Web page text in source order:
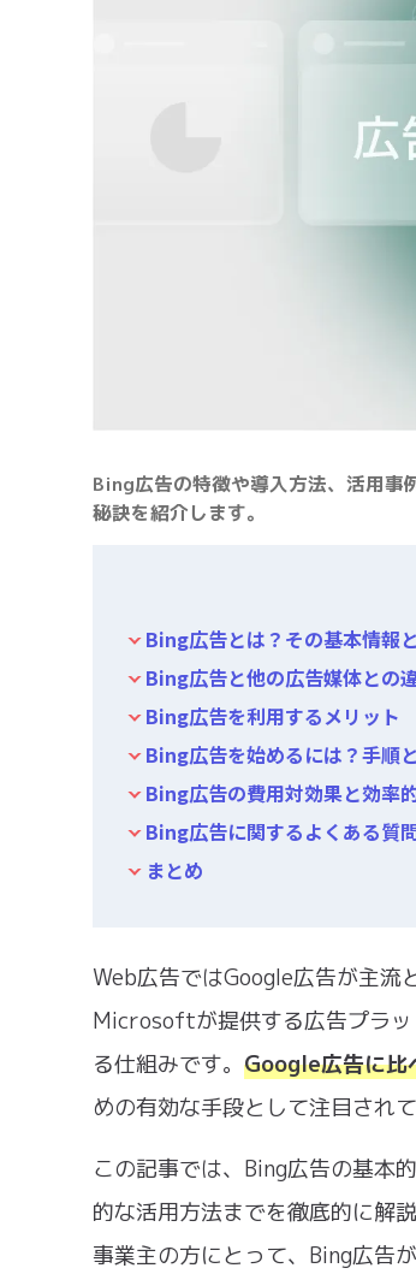
Bing広告の特徴や導入方法、活用
秘訣を紹介します。
Bing広告とは？その基本情報
Bing広告と他の広告媒体との
Bing広告を利用するメリット
Bing広告を始めるには？手順
Bing広告の費用対効果と効率
Bing広告に関するよくある質
まとめ
Web広告ではGoogle広告が主流
Microsoftが提供する広告プラッ
る仕組みです。 Google広告に比
めの有効な手段として注目されて
この記事では、Bing広告の基本
的な活用方法までを徹底的に解
事業主の方にとって、Bing広告